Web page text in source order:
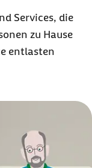
Services, die
zu Hause
entlasten